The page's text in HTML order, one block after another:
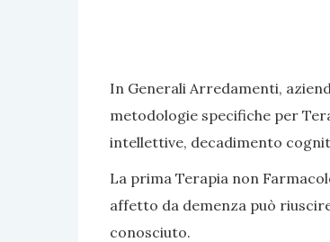
In Generali Arredamenti,
metodologie specifiche per
intellettive, decadimento
La prima Terapia non
affetto da demenza può
conosciuto.